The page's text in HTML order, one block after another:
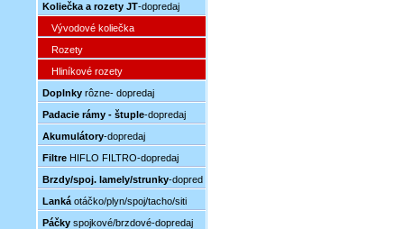
Koliečka a rozety JT-dopredaj
Vývodové koliečka
Rozety
Hliníkové rozety
Doplnky rôzne- dopredaj
Padacie rámy - štuple-dopredaj
Akumulátory-dopredaj
Filtre HIFLO FILTRO-dopredaj
Brzdy/spoj. lamely/strunky-dopred
Lanká otáčko/plyn/spoj/tacho/siti
Páčky spojkové/brzdové-dopredaj